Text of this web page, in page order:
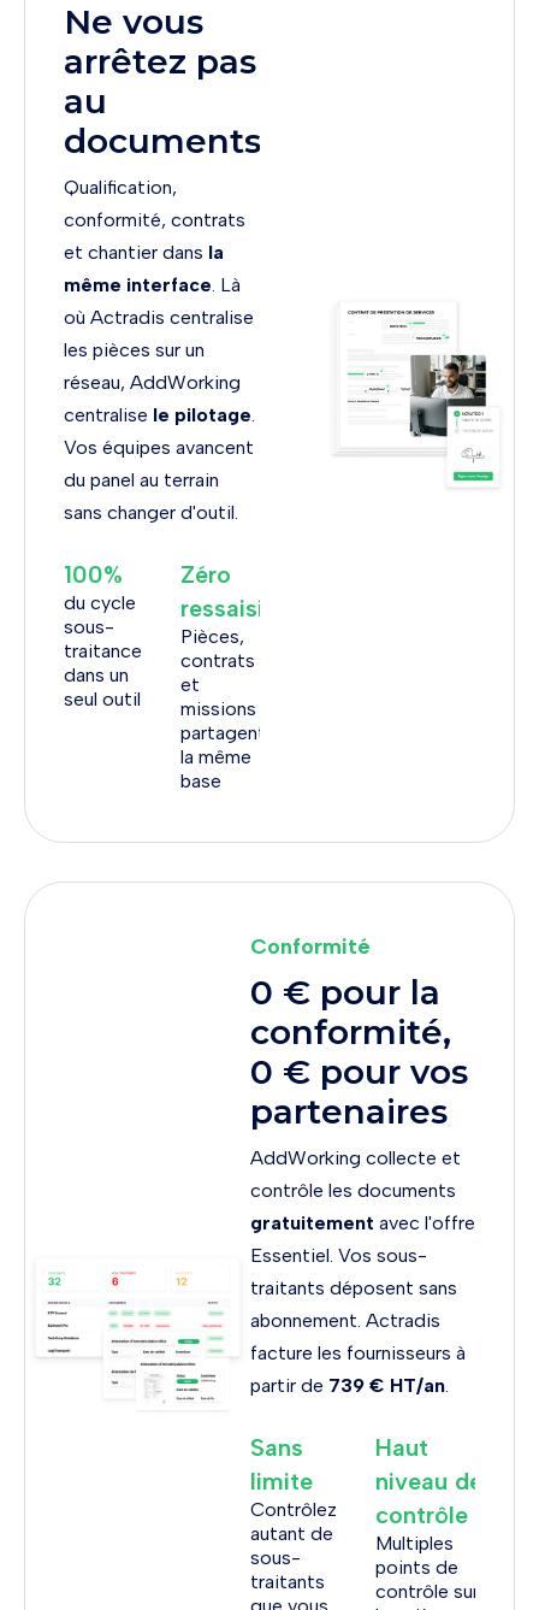
Ne vous
arrêtez pas
au
documents
Qualification,
conformité, contrats
et chantier dans la
même interface. Là
où Actradis centralise
les pièces sur un
réseau, AddWorking
centralise le pilotage.
Vos équipes avancent
du panel au terrain
sans changer d'outil.
100%
du cycle
sous-
traitance
dans un
seul outil
Zéro
ressaisie
Pièces,
contrats
et
missions
partagent
la même
base
Conformité
0 € pour la
conformité,
0 € pour vos
partenaires
AddWorking collecte et
contrôle les documents
gratuitement avec l'offre
Essentiel. Vos sous-
traitants déposent sans
abonnement. Actradis
facture les fournisseurs à
partir de 739 € HT/an.
Sans
limite
Contrôlez
autant de
sous-
traitants
Haut
niveau de
contrôle
Multiples
points de
contrôle sur